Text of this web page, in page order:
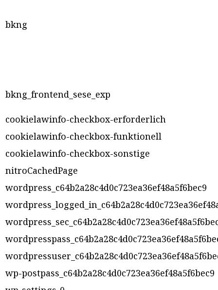
bkng
bkng_frontend_sese_exp
cookielawinfo-checkbox-erforderlich
cookielawinfo-checkbox-funktionell
cookielawinfo-checkbox-sonstige
nitroCachedPage
wordpress_c64b2a28c4d0c723ea36ef48a5f6bec9
wp-postpass_c64b2a28c4d0c723ea36ef48a5f6bec9